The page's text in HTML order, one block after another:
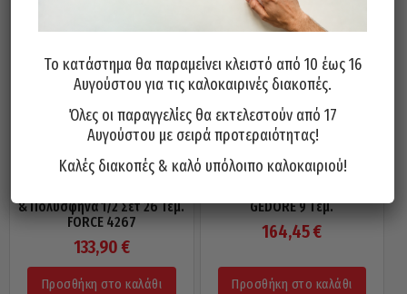
& Πολύσφηνα 1/2 Σετ 26 Τεμ.
FORCE 4267
133,90 €
Προσθήκη στο καλάθι
GEDORE 9 Tεμ.
164,45€
Προσθήκη στο καλάθι
Το κατάστημα θα παραμείνει κλειστό από 10 έως 16
Αυγούστου για τις καλοκαιρινές διακοπές.
Όλες οι παραγγελίες θα εκτελεστούν από 17
Αυγούστου με σειρά προτεραιότητας!
Καλές διακοπές & καλό υπόλοιπο καλοκαιριού!